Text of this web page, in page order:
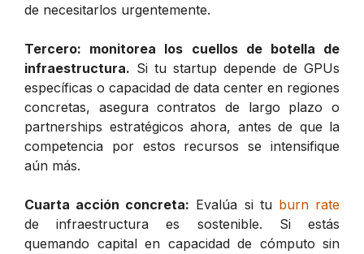
de necesitarlos urgentemente.
Tercero: monitorea los cuellos de botella de
infraestructura. Si tu startup depende de GPUs
específicas o capacidad de data center en regiones
concretas, asegura contratos de largo plazo o
partnerships estratégicos ahora, antes de que la
competencia por estos recursos se intensifique
aún más.
Cuarta acción concreta: Evalúa si tu burn rate
de infraestructura es sostenible. Si estás
quemando capital en capacidad de cómputo sin